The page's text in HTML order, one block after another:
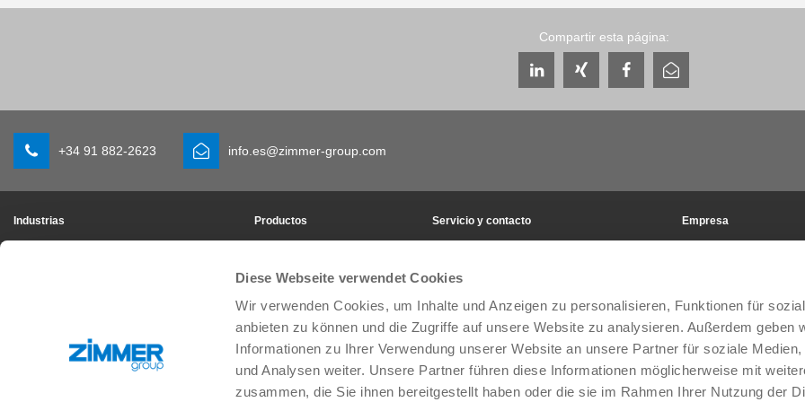
Diese Webseite verwendet Cookies
Wir verwenden Cookies, um Inhalte und Anzeigen zu personalisieren, Funktionen für
anbieten zu können und die Zugriffe auf unsere Website zu analysieren. Außerdem geben
Informationen zu Ihrer Verwendung unserer Website an unsere Partner für soziale Medien,
und Analysen weiter. Unsere Partner führen diese Informationen möglicherweise mit
zusammen, die Sie ihnen bereitgestellt haben oder die sie im Rahmen Ihrer Nutzung der
Compartir esta página:
+34 91 882-2623 info.es@zimmer-group.com
Industrias
Soluciones de robótica
Productos
Soluciones de sistema
Tecnología de procesos
SOFT CLOSE
Servicios digitales
Localizador de productos
Servicio y contacto
Formulario de contacto
Preventa
Service
Suministro de datos / descargas
Cómo llegar
Empresa
Ferias y eventos
Gestión de la calidad,
Zimmer Group Awards
Condiciones generales